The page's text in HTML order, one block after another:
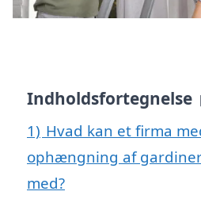
Indholdsfortegnelse
1) Hvad kan et firma
ophængning af
med?